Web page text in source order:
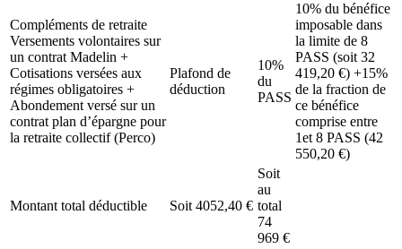
Compléments de retraite
Versements volontaires sur
un contrat Madelin +
Cotisations versées aux
régimes obligatoires +
Abondement versé sur un
contrat plan d’épargne pour
la retraite collectif (Perco)
Plafond de
déduction
10%
du
PASS
10% du bénéfice
imposable dans
la limite de 8
PASS (soit 32
419,20 €) +15%
de la fraction de
ce bénéfice
comprise entre
1et 8 PASS (42
550,20 €)
Montant total déductible Soit 4052,40 €
Soit
au
total
74
969 €